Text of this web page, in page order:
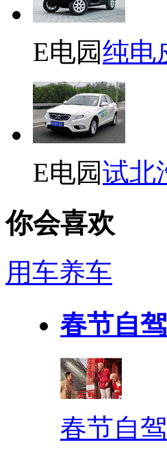
E电园纯电
E电园试北
你会喜欢
用车养车
春节自
春节自